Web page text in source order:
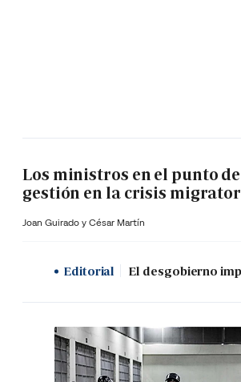
Los ministros en el punto
gestión en la crisis
Joan Guirado y César Martín
Editorial El desgobierno